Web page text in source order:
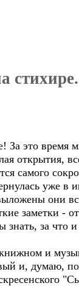
За это время
открытия,
самого
уже в
они
заметки -
за что
и
и, думаю,